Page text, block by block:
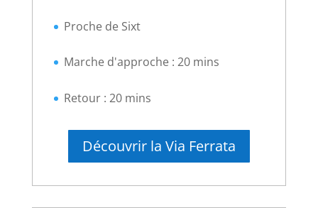
Proche de Sixt
Marche d'approche : 20 mins
Retour : 20 mins
Découvrir la Via Ferrata